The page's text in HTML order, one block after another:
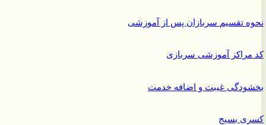
تقسیم سربازان پس از آموزشی
آموزشی سربازی
غیبت و اضافه خدمت
بسیج